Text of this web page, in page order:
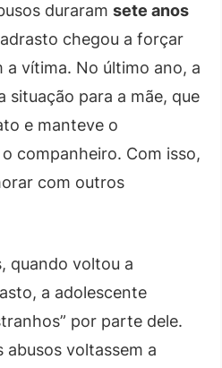
duraram sete anos
chegou a forçar
a vítima. No último ano, a
situação para a mãe, que
e manteve o
companheiro. Com isso,
com outros
quando voltou a
a adolescente
por parte dele.
abusos voltassem a